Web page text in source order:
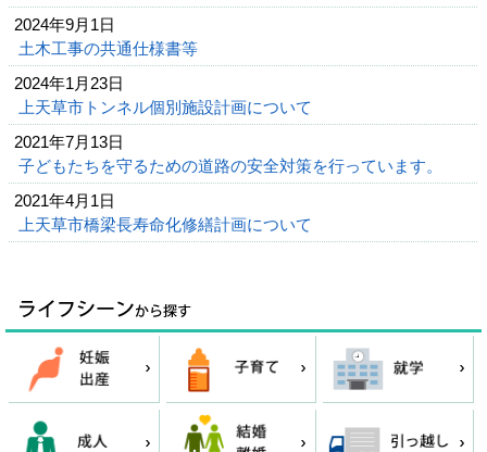
2024年9月1日
土木工事の共通仕様書等
2024年1月23日
上天草市トンネル個別施設計画について
2021年7月13日
子どもたちを守るための道路の安全対策を行っています。
2021年4月1日
上天草市橋梁長寿命化修繕計画について